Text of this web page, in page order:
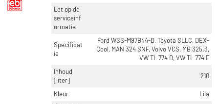
Let op de
serviceinf
ormatie
Specificat
ie
Ford WSS-M97B44-D, Toyota SLLC, DEX-
Cool, MAN 324 SNF, Volvo VCS, MB 325.3,
VW TL 774 D, VW TL 774 F
Inhoud
[liter]
210
Kleur
Lila